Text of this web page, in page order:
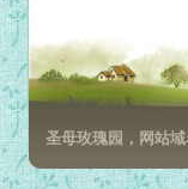
圣母玫瑰园，网站